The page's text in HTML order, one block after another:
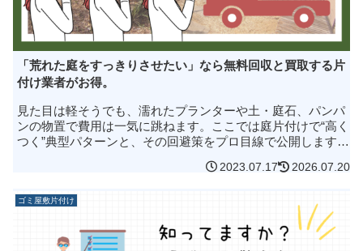
「荒れた庭をすっきりさせたい」なら無料回収と買取する片
付け業者がお得。
見た目は軽そうでも、濡れたプランターや土・庭石、パンパ
ンの物置で費用は一気に跳ねます。ここでは庭片付けで“高く
つく”典型パターンと、その回避策をプロ目線で公開します。
2023.07.17 2026.07.20
ゴミ屋敷片付け